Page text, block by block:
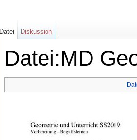
Datei:MD
Datei Diskussion